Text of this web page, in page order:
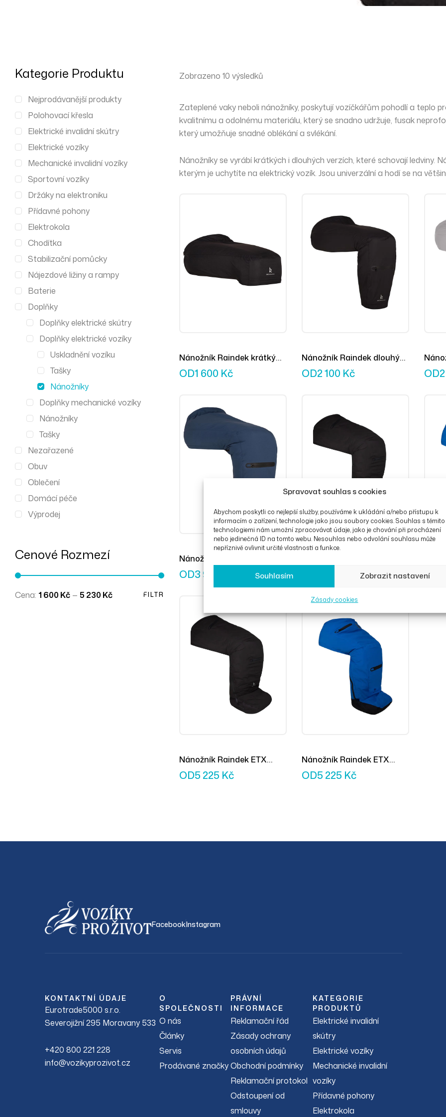
Spravovat souhlas s cookies
Abychom poskytli co nejlepší služby, používáme k ukládání a/nebo přístupu k
informacím o zařízení, technologie jako jsou soubory cookies. Souhlas s těmito
technologiemi nám umožní zpracovávat údaje, jako je chování při procházení
nebo jedinečná ID na tomto webu. Nesouhlas nebo odvolání souhlasu může
nepříznivě ovlivnit určité vlastnosti a funkce.
Souhlasím Zobrazit nastavení
Zásady cookies
Zobrazeno 10 výsledků
Zateplené vaky neboli nánožníky, poskytují vozíčkářům pohodlí a teplo
kvalitnímu a odolnému materiálu, který se snadno udržuje, fusak
který umožňuje snadné oblékání a svlékání.
Nánožníky se vyrábí krátkých i dlouhých verzích, které schovají ledviny.
kterým je uchytíte na elektrický vozík. Jsou univerzální a hodí se na
Nánožník Raindek krátký
černý
OD1 600 Kč
Nánožník Raindek dlouhý
černý
OD2 100 Kč OD
Nánožník Raindek Parka
modrý
OD3 975
děti
OD
Nánožník Raindek ETX
černý
OD5 225 Kč
Nánožník Raindek ETX
modrý
OD5 225 Kč
Kategorie Produktu
Nejprodávanější produkty
Polohovací křesla
Elektrické invalidní skútry
Elektrické vozíky
Mechanické invalidní vozíky
Sportovní vozíky
Držáky na elektroniku
Přídavné pohony
Elektrokola
Chodítka
Stabilizační pomůcky
Nájezdové ližiny a rampy
Baterie
Doplňky
Doplňky elektrické skútry
Doplňky elektrické vozíky
Uskladnění vozíku
Tašky
Nánožníky
Doplňky mechanické vozíky
Nánožníky
Tašky
Nezařazené
Obuv
Oblečení
Domácí péče
Výprodej
Cenové Rozmezí
FILTR
Cena: 1 600 Kč — 5 230 Kč
FacebookInstagram
KONTAKTNÍ ÚDAJE
Eurotrade5000 s.r.o.
Severojižní 295 Moravany 533
+420 800 221 228
info@vozikyprozivot.cz
O
SPOLEČNOSTI
O nás
Články
Servis
Prodávané značky
PRÁVNÍ
INFORMACE
Reklamační řád
Zásady ochrany
osobních údajů
Obchodní podmínky
Reklamační protokol
Odstoupení od
smlouvy
KATEGORIE
PRODUKTŮ
Elektrické invalidní
skútry
Elektrické vozíky
Mechanické invalidní
vozíky
Přídavné pohony
Elektrokola